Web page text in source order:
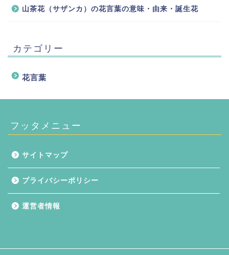
山茶花（サザンカ）の花言葉の意味・由来・誕生花
カテゴリー
花言葉
フッタメニュー
サイトマップ
プライバシーポリシー
運営者情報